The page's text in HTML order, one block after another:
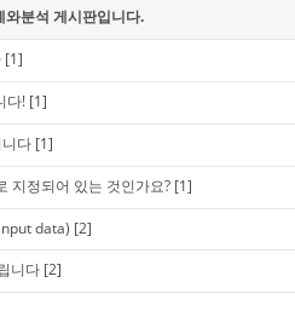
분석 게시판입니다.
[1]
다! [1]
다 [1]
지정되어 있는 것인가요? [1]
data) [2]
니다 [2]